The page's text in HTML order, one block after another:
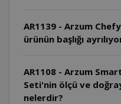
AR1139 - Arzum
ürünün başlığı
AR1108 - Arzum
Seti'nin ölçü ve
nelerdir?